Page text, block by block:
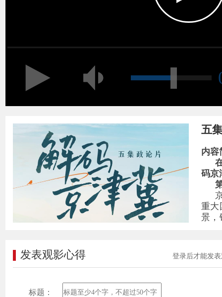
五
内容
码京
重大
景，
相融
登录后才能发
发表观影心得
标题：